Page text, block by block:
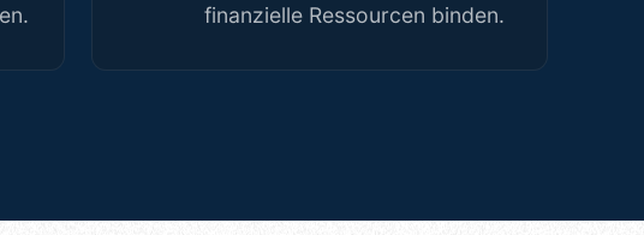
finanzielle Ressourcen binden.